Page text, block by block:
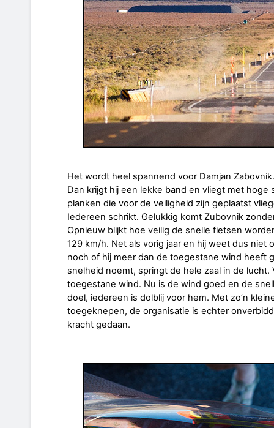
Het wordt heel spannend voor Damjan
Dan krijgt hij een lekke band en vliegt met
planken die voor de veiligheid zijn geplaatst
Iedereen schrikt. Gelukkig komt Zubovnik
Opnieuw blijkt hoe veilig de snelle fietsen
129 km/h. Net als vorig jaar en hij weet dus niet
noch of hij meer dan de toegestane wind heeft
snelheid noemt, springt de hele zaal in de lucht.
toegestane wind. Nu is de wind goed en de
doel, iedereen is dolblij voor hem. Met zo’n
toegeknepen, de organisatie is echter
kracht gedaan.